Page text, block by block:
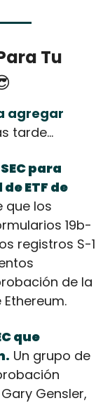
Tu
agregar
tarde…
para
ETF de
que los
19b-
registros S-1
de la
Ethereum.
que
Un grupo de
Gensler,